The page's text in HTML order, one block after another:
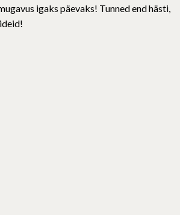
igaks päevaks! Tunned end hästi,